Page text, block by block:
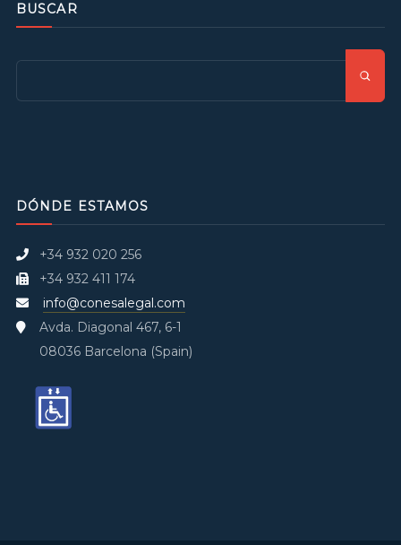
BUSCAR
DÓNDE ESTAMOS
+34 932 020 256
+34 932 411 174
info@conesalegal.com
Avda. Diagonal 467, 6-1
08036 Barcelona (Spain)